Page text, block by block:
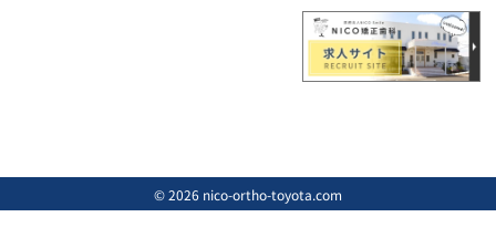
© 2026 nico-ortho-toyota.com